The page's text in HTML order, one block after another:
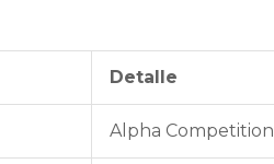
Detalle
Alpha Competition